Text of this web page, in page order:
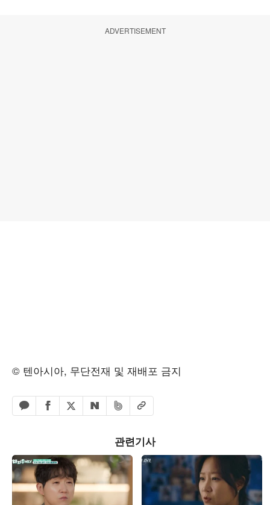
ADVERTISEMENT
© 텐아시아, 무단전재 및 재배포 금지
카카오톡 공유하기
페이스북 공유하기
엑스 공유하기
네이버 공유하기
밴드 공유하기
URL복사
관련기사